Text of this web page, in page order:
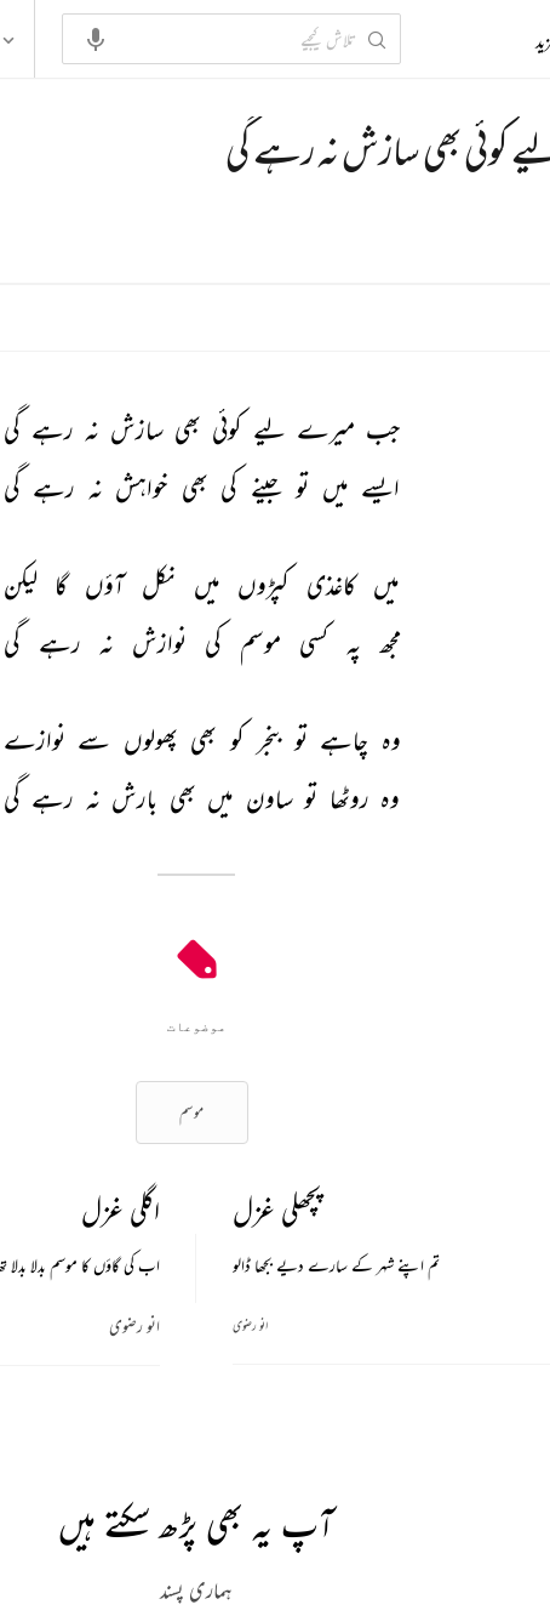
بھی سازش نہ رہے گی
جب میرے لیے کوئی بھی سازش نہ رہے گی
ایسے میں تو جینے کی بھی خواہش نہ رہے گی
میں کاغذی کپڑوں میں نکل آؤں گا لیکن
مجھ پہ کسی موسم کی نوازش نہ رہے گی
وہ چاہے تو بنجر کو بھی پھولوں سے نوازے
وہ روٹھا تو ساون میں بھی بارش نہ رہے گی
موضوعات
موسم
اگلی غزل
اب کی گاؤں کا موسم بدلا بدلا
انو رضوی
پچھلی غزل
تم اپنے شہر کے سارے دیے بجھا ڈالو
انو رضوی
آپ یہ بھی پڑھ سکتے ہیں
ہماری پسند